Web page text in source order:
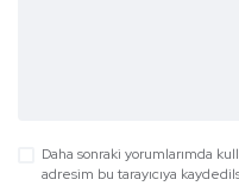
Daha sonraki yorumlarımda
adresim bu tarayıcıya